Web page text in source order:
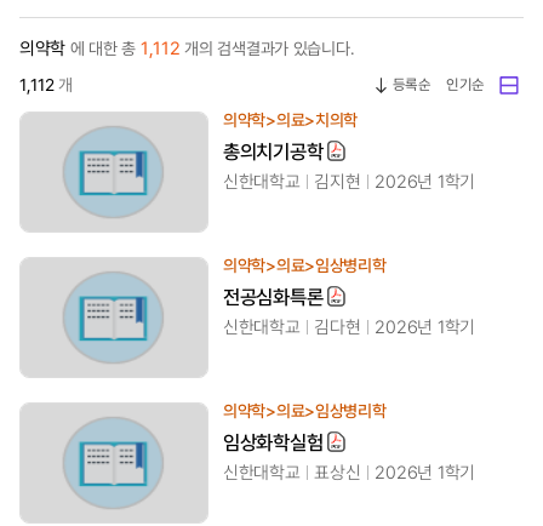
의약학 에 대한 총 1,112 개의 검색결과가 있습니다.
1,112개 등록순 인기순
의약학>의료>치의학
총의치기공학
신한대학교 김지현 2026년 1학기
의약학>의료>임상병리학
전공심화특론
신한대학교 김다현 2026년 1학기
의약학>의료>임상병리학
임상화학실험
신한대학교 표상신 2026년 1학기